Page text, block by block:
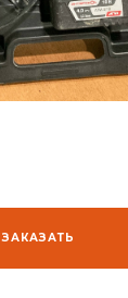
ЗАКАЗАТЬ